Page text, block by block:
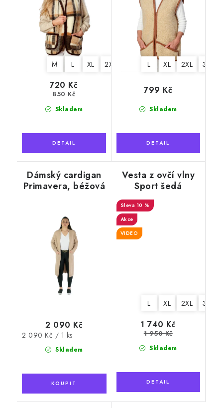
M L XL 2XL 4XL
Skladem
720 Kč
850 Kč
L XL 2XL 3XL
Skladem
799 Kč
Dámský cardigan
Primavera, béžová
Skladem
2 090 Kč
Měrná
2 090 Kč / 1 ks
Vesta z ovčí vlny
Sport šedá
10 %
Akce
VIDEO
L XL 2XL 3XL
Skladem
1 740 Kč
1 950 Kč